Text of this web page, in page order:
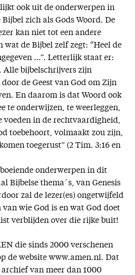
ook uit de onderwerpen in
zich als Gods Woord. De
kan niet tot een andere
wat de Bijbel zelf zegt: “Heel de
…”. Letterlijk staat er:
Alle bijbelschrijvers zijn
de Geest van God om Zijn
En daarom is dat Woord ook
te onderwijzen, te weerleggen,
voeden in de rechtvaardigheid,
toebehoort, volmaakt zou zijn,
toegerust” (2 Tim. 3:16 en
onderwerpen in dit
Bijbelse thema´s, van Genesis
zal de lezer(es) ongetwijfeld
van wie God is en wat God doet
verblijden over die rijke buit!
die sinds 2000 verschenen
de website www.amen.nl. Dat
van meer dan 1000